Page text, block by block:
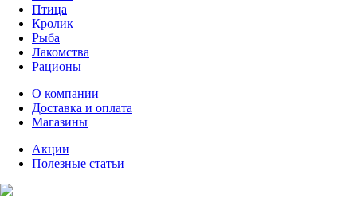
Птица
Кролик
Рыба
Лакомства
Рационы
О компании
Доставка и оплата
Магазины
Акции
Полезные статьи